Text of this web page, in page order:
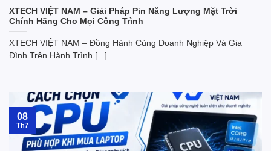
XTECH VIỆT NAM – Giải Pháp Pin Năng Lượng Mặt Trời
Chính Hãng Cho Mọi Công Trình
XTECH VIỆT NAM – Đồng Hành Cùng Doanh Nghiệp Và Gia
Đình Trên Hành Trình [...]
08
Th7